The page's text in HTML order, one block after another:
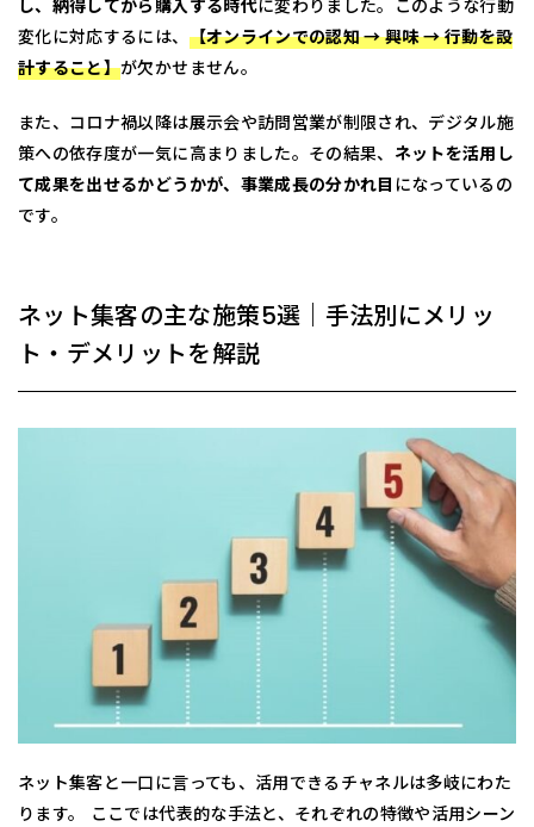
し、納得してから購入する時代に変わりました。このような行動
変化に対応するには、 【オンラインでの認知 → 興味 → 行動を設
計すること】が欠かせません。
また、コロナ禍以降は展示会や訪問営業が制限され、デジタル施
策への依存度が一気に高まりました。その結果、 ネットを活用し
て成果を出せるかどうかが、事業成長の分かれ目 になっているの
です。
ネット集客の主な施策5選｜手法別にメリッ
ト・デメリットを解説
ネット集客と一口に言っても、活用できるチャネルは多岐にわた
ります。 ここでは代表的な手法と、それぞれの特徴や活用シーン